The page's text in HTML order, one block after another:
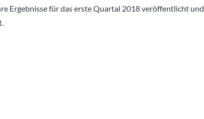
Ergebnisse für das erste Quartal 2018 veröffentlicht und